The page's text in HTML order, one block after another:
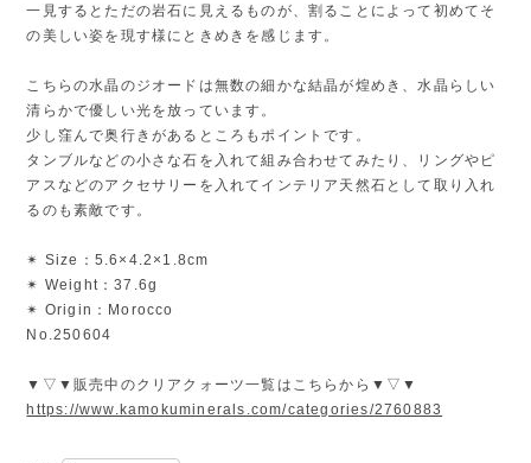
一見するとただの岩石に見えるものが、割ることによって初めてそ
の美しい姿を現す様にときめきを感じます。
こちらの水晶のジオードは無数の細かな結晶が煌めき、水晶らしい
清らかで優しい光を放っています。
少し窪んで奥行きがあるところもポイントです。
タンブルなどの小さな石を入れて組み合わせてみたり、リングやピ
アスなどのアクセサリーを入れてインテリア天然石として取り入れ
るのも素敵です。
✴︎ Size：5.6×4.2×1.8cm
✴︎ Weight：37.6g
✴︎ Origin：Morocco
No.250604
▼▽▼販売中のクリアクォーツ一覧はこちらから▼▽▼
https://www.kamokuminerals.com/categories/2760883